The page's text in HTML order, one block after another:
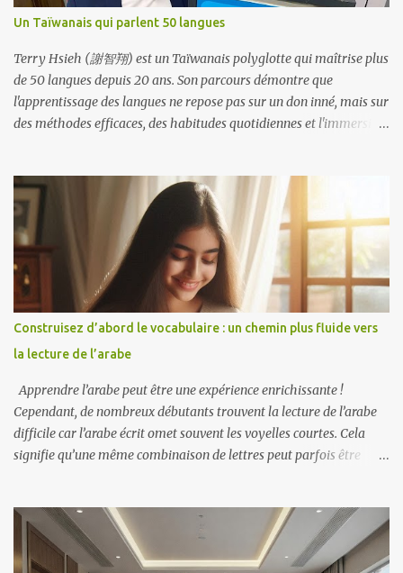
linguistiques qui ont permis à plus de 30 000 élèves d’apprendre
l’indonésien, le thaï, le malais, le birman et le vietnamien. Ces
cours incluent désormais le vocabulaire professionnel nécessaire
aux affaires et au commerce....
Un Taïwanais qui parlent 50 langues
Terry Hsieh (謝智翔) est un Taïwanais polyglotte qui maîtrise plus
de 50 langues depuis 20 ans. Son parcours démontre que
l'apprentissage des langues ne repose pas sur un don inné, mais sur
des méthodes efficaces, des habitudes quotidiennes et l'immersion.
programmes d'études à l'étranger en immersion et en organisant la
Conférence des polyglottes 2025 à Taïwan. Sa philosophie met
l'accent sur le fait que les langues doivent faire partie intégrante de
la vie quotidienne, et non se limiter aux matières académiques, et
que le courage de parler est plus important qu'une parfaite
maîtrise de la langue. Parcours et inspiration Terry a étudié le
jardinage et la biologie à l'université, pas la linguistique. Inspiré
par son professeur Shih Chia-lin, qui passait d'une langue à l'autre
avec une aisance déconcertante, il a décidé de...
Construisez d’abord le vocabulaire : un chemin plus fluide vers
la lecture de l’arabe
Apprendre l’arabe peut être une expérience enrichissante !
Cependant, de nombreux débutants trouvent la lecture de l’arabe
difficile car l’arabe écrit omet souvent les voyelles courtes. Cela
signifie qu’une même combinaison de lettres peut parfois être
l'enrichissement de votre vocabulaire. Apprenez des mots courants
et leur signification. Cela vous donnera une base solide lorsque
vous commencerez à lire. Une fois que vous maîtriserez bien le